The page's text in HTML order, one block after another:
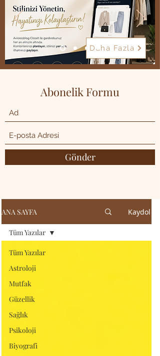
Daha Fazla
Abonelik Formu
Gönder
ANA SAYFA Kaydol
Tüm Yazılar
Astroloji
Mutfak
Güzellik
Sağlık
Psikoloji
Biyografi
Tüm Yazılar